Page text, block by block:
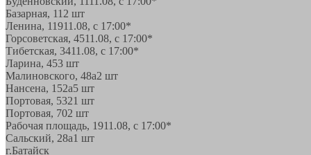
Базарная, 11 2 шт
Ленина, 11911.08, с 17:00*
Горсоветская, 4511.08, с 17:00*
Тибетская, 3411.08, с 17:00*
Ларина, 453 шт
Малиновского, 48а2 шт
Нансена, 152а5 шт
Портовая, 5321 шт
Портовая, 702 шт
Рабочая площадь, 1911.08, с 17:00*
Сальский, 28a1 шт
г.Батайск